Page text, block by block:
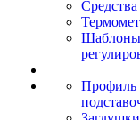
Профиль